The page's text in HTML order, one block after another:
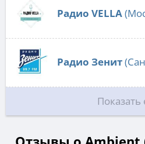
Радио VELLA
Радио Зенит